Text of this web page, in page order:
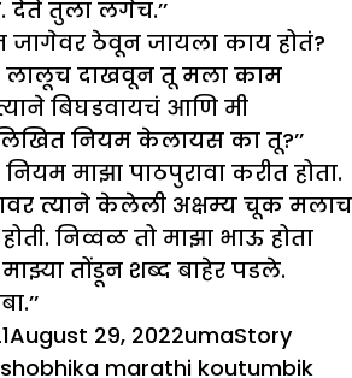
तुला लगेच.’’
जागेवर ठेवून जायला काय होतं?
लालूच दाखवून तू मला काम
बिघडवायचं आणि मी
नियम केलायस का तू?’’
माझा पाठपुरावा करीत होता.
त्याने केलेली अक्षम्य चूक मलाच
निव्वळ तो माझा भाऊ होता
तोंडून शब्द बाहेर पडले.
August 29, 2022Author
umaStoryTags
marathi koutumbik